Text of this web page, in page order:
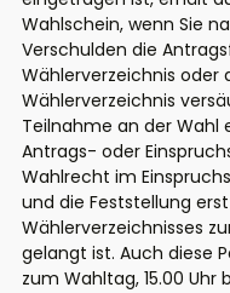
Wahlschein, wenn Sie
Verschulden die
Wählerverzeichnis oder
Wählerverzeichnis
Teilnahme an der Wahl
Antrags- oder
Wahlrecht im
und die Feststellung
Wählerverzeichnisses
gelangt ist. Auch diese
zum Wahltag, 15.00 Uhr